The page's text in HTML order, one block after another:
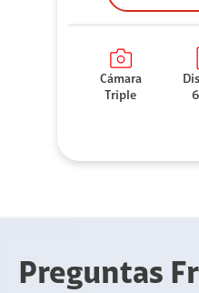
Cámara
Triple
Preguntas